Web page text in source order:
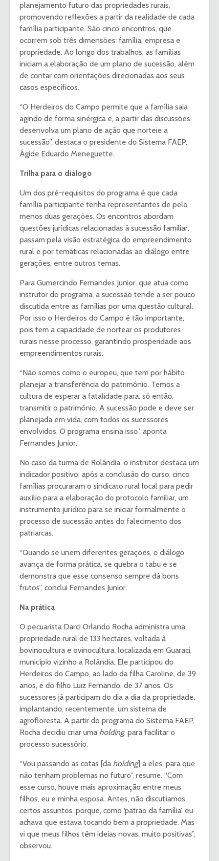
planejamento futuro das propriedades rurais,
promovendo reflexões a partir da realidade de cada
família participante. São cinco encontros, que
ocorrem sob três dimensões: família, empresa e
propriedade. Ao longo dos trabalhos, as famílias
iniciam a elaboração de um plano de sucessão, além
de contar com orientações direcionadas aos seus
casos específicos.
“O Herdeiros do Campo permite que a família saia
agindo de forma sinérgica e, a partir das discussões,
desenvolva um plano de ação que norteie a
sucessão”, destaca o presidente do Sistema FAEP,
Ágide Eduardo Meneguette.
Trilha para o diálogo
Um dos pré-requisitos do programa é que cada
família participante tenha representantes de pelo
menos duas gerações. Os encontros abordam
questões jurídicas relacionadas à sucessão familiar,
passam pela visão estratégica do empreendimento
rural e por temáticas relacionadas ao diálogo entre
gerações, entre outros temas.
Para Gumercindo Fernandes Junior, que atua como
instrutor do programa, a sucessão tende a ser pouco
discutida entre as famílias por uma questão cultural.
Por isso o Herdeiros do Campo é tão importante,
pois tem a capacidade de nortear os produtores
rurais nesse processo, garantindo prosperidade aos
empreendimentos rurais.
“Não somos como o europeu, que tem por hábito
planejar a transferência do patrimônio. Temos a
cultura de esperar a fatalidade para, só então,
transmitir o patrimônio. A sucessão pode e deve ser
planejada em vida, com todos os sucessores
envolvidos. O programa ensina isso”, aponta
Fernandes Junior.
No caso da turma de Rolândia, o instrutor destaca um
indicador positivo: após a conclusão do curso, cinco
famílias procuraram o sindicato rural local para pedir
auxílio para a elaboração do protocolo familiar, um
instrumento jurídico para se iniciar formalmente o
processo de sucessão antes do falecimento dos
patriarcas.
“Quando se unem diferentes gerações, o diálogo
avança de forma prática, se quebra o tabu e se
demonstra que esse consenso sempre dá bons
frutos”, conclui Fernandes Junior.
Na prática
O pecuarista Darci Orlando Rocha administra uma
propriedade rural de 133 hectares, voltada à
bovinocultura e ovinocultura, localizada em Guaraci,
município vizinho a Rolândia. Ele participou do
Herdeiros do Campo, ao lado da filha Caroline, de 39
anos, e do filho Luiz Fernando, de 37 anos. Os
sucessores já participam do dia a dia da propriedade,
implantando, recentemente, um sistema de
agrofloresta. A partir do programa do Sistema FAEP,
Rocha decidiu criar uma holding, para facilitar o
processo sucessório.
“Vou passando as cotas [da holding] a eles, para que
não tenham problemas no futuro”, resume. “Com
esse curso, houve mais aproximação entre meus
filhos, eu e minha esposa. Antes, não discutíamos
certos assuntos, porque, como ‘patrão da família’, eu
achava que estava tocando bem a propriedade. Mas
vi que meus filhos têm ideias novas, muito positivas”,
observou.